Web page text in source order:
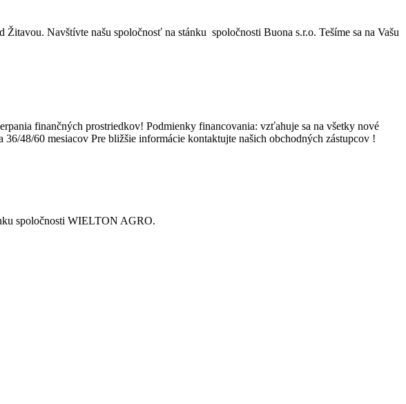
Navštívte našu spoločnosť na stánku spoločnosti Buona s.r.o. Tešíme sa na Vašu
finančných prostriedkov! Podmienky financovania: vzťahuje sa na všetky nové
48/60 mesiacov Pre bližšie informácie kontaktujte našich obchodných zástupcov !
spoločnosti WIELTON AGRO.